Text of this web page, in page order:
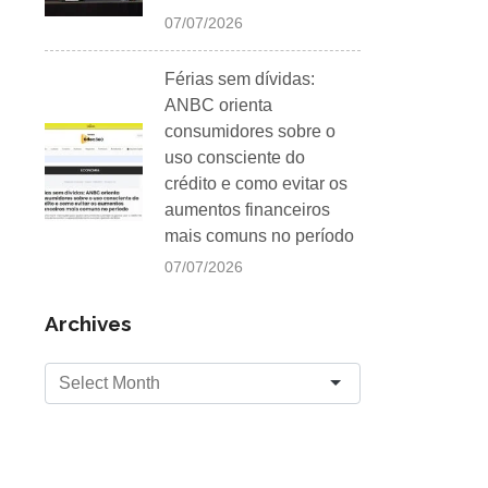
07/07/2026
Férias sem dívidas:
ANBC orienta
consumidores sobre o
uso consciente do
crédito e como evitar os
aumentos financeiros
mais comuns no período
07/07/2026
Archives